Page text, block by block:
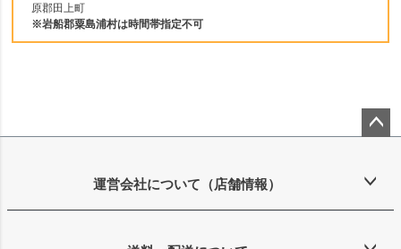
原郡田上町
※岩船郡粟島浦村は時間帯指定不可
ップ
運営会社について（店舗情報）